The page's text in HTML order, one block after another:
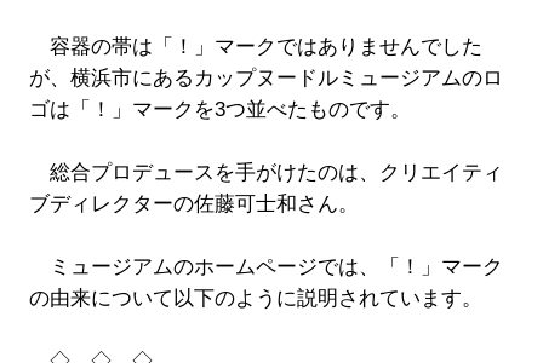
容器の帯は「！」マークではありませんでした
が、横浜市にあるカップヌードルミュージアムのロ
ゴは「！」マークを3つ並べたものです。
総合プロデュースを手がけたのは、クリエイティ
ブディレクターの佐藤可士和さん。
ミュージアムのホームページでは、「！」マーク
の由来について以下のように説明されています。